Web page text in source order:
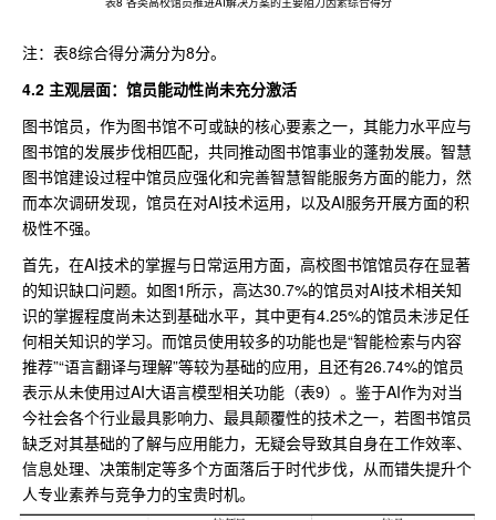
注：表8综合得分满分为8分。
4.2 主观层面：馆员能动性尚未充分激活
图书馆员，作为图书馆不可或缺的核心要素之一，其能力水平应与
图书馆的发展步伐相匹配，共同推动图书馆事业的蓬勃发展。智慧
图书馆建设过程中馆员应强化和完善智慧智能服务方面的能力，然
而本次调研发现，馆员在对AI技术运用，以及AI服务开展方面的积
极性不强。
首先，在AI技术的掌握与日常运用方面，高校图书馆馆员存在显著
的知识缺口问题。如图1所示，高达30.7%的馆员对AI技术相关知
识的掌握程度尚未达到基础水平，其中更有4.25%的馆员未涉足任
何相关知识的学习。而馆员使用较多的功能也是“智能检索与内容
推荐”“语言翻译与理解”等较为基础的应用，且还有26.74%的馆员
表示从未使用过AI大语言模型相关功能（表9）。鉴于AI作为对当
今社会各个行业最具影响力、最具颠覆性的技术之一，若图书馆员
缺乏对其基础的了解与应用能力，无疑会导致其自身在工作效率、
信息处理、决策制定等多个方面落后于时代步伐，从而错失提升个
人专业素养与竞争力的宝贵时机。